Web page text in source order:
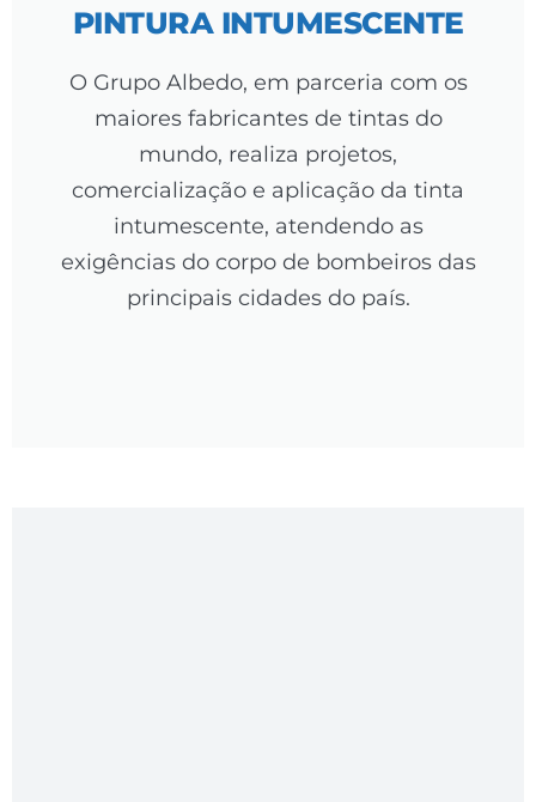
PINTURA INTUMESCENTE
O Grupo Albedo, em parceria com os
maiores fabricantes de tintas do
mundo, realiza projetos,
comercialização e aplicação da tinta
intumescente, atendendo as
exigências do corpo de bombeiros das
principais cidades do país.